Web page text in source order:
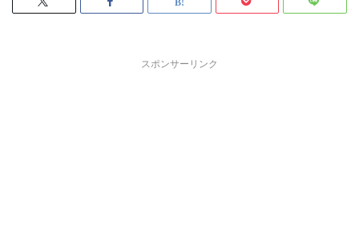
スポンサーリンク